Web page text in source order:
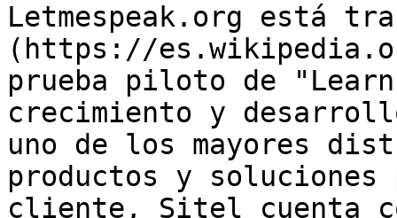
Letmespeak.org está
(https://
prueba piloto de
crecimiento y
uno de los mayores
productos y
cliente, Sitel cuenta